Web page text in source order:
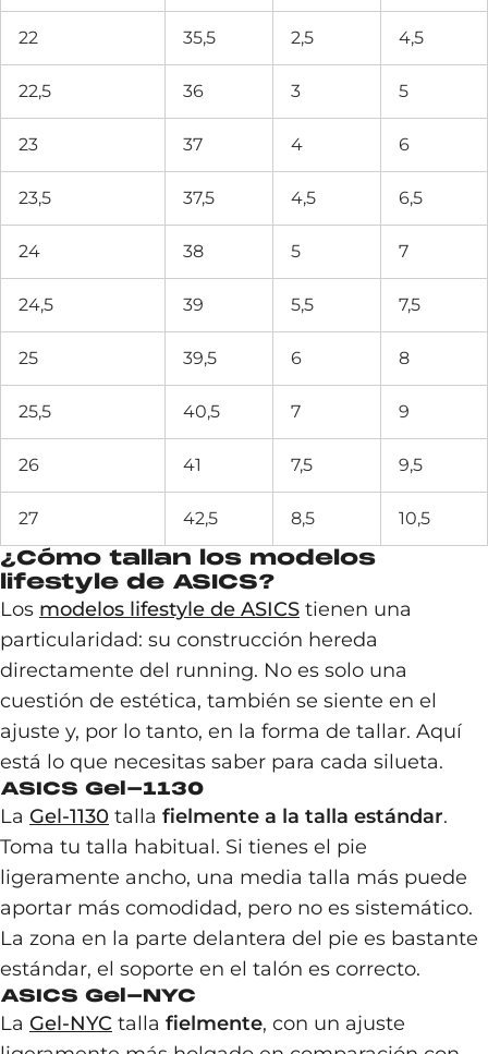
22 35,5 2,5 4,5
22,5 36 3 5
23 37 4 6
23,5 37,5 4,5 6,5
24 38 5 7
24,5 39 5,5 7,5
25 39,5 6 8
25,5 40,5 7 9
26 41 7,5 9,5
27 42,5 8,5 10,5
¿Cómo tallan los modelos
lifestyle de ASICS?
Los modelos lifestyle de ASICS tienen una
particularidad: su construcción hereda
directamente del running. No es solo una
cuestión de estética, también se siente en el
ajuste y, por lo tanto, en la forma de tallar. Aquí
está lo que necesitas saber para cada silueta.
ASICS Gel-1130
La Gel-1130 talla fielmente a la talla estándar.
Toma tu talla habitual. Si tienes el pie
ligeramente ancho, una media talla más puede
aportar más comodidad, pero no es sistemático.
La zona en la parte delantera del pie es bastante
estándar, el soporte en el talón es correcto.
ASICS Gel-NYC
La Gel-NYC talla fielmente, con un ajuste